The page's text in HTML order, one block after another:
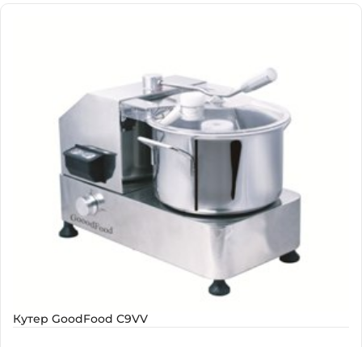
В наявності
Кутер GoodFood C9VV